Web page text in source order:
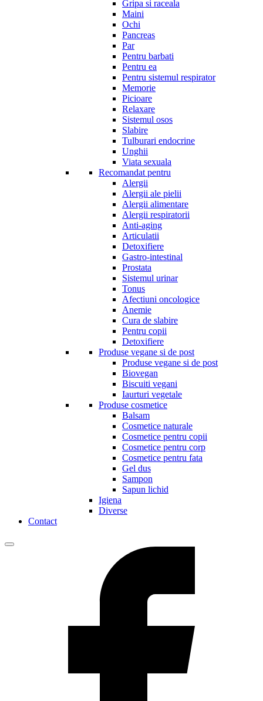
Gripa si raceala
Maini
Ochi
Pancreas
Par
Pentru barbati
Pentru ea
Pentru sistemul respirator
Memorie
Picioare
Relaxare
Sistemul osos
Slabire
Tulburari endocrine
Unghii
Viata sexuala
Recomandat pentru
Alergii
Alergii ale pielii
Alergii alimentare
Alergii respiratorii
Anti-aging
Articulatii
Detoxifiere
Gastro-intestinal
Prostata
Sistemul urinar
Tonus
Afectiuni oncologice
Anemie
Cura de slabire
Pentru copii
Detoxifiere
Produse vegane si de post
Produse vegane si de post
Biovegan
Biscuiti vegani
Iaurturi vegetale
Produse cosmetice
Balsam
Cosmetice naturale
Cosmetice pentru copii
Cosmetice pentru corp
Cosmetice pentru fata
Gel dus
Sampon
Sapun lichid
Igiena
Diverse
Contact